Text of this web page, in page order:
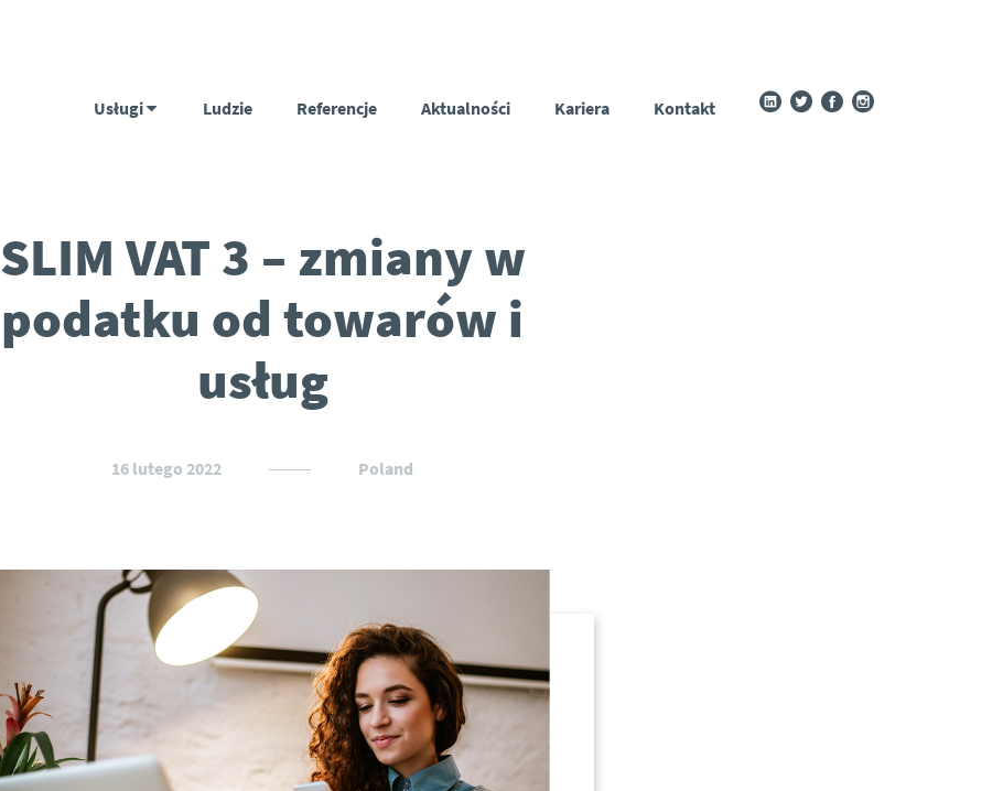
Usługi Ludzie Referencje Aktualności Kariera Kontakt
SLIM VAT 3 – zmiany w
podatku od towarów i
usług
16 lutego 2022 Poland